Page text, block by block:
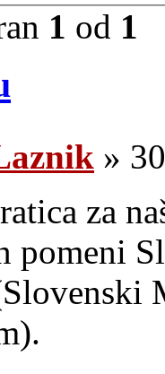
1 od 1
»
za
pomeni